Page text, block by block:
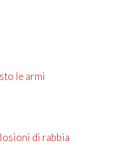
le armi
di rabbia